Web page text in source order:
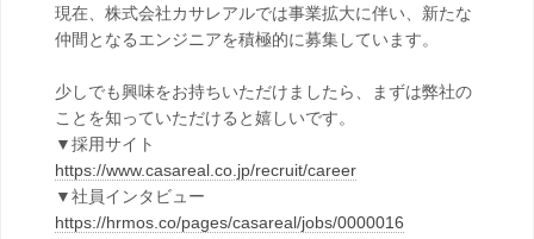
現在、株式会社カサレアルでは事業拡大に伴い、新たな
仲間となるエンジニアを積極的に募集しています。
少しでも興味をお持ちいただけましたら、まずは弊社の
ことを知っていただけると嬉しいです。
▼採用サイト
https://www.casareal.co.jp/recruit/career
▼社員インタビュー
https://hrmos.co/pages/casareal/jobs/0000016